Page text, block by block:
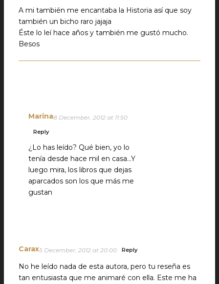
A mi también me encantaba la Historia así que soy
también un bicho raro jajaja
Éste lo leí hace años y también me gustó mucho.
Besos
Marina8 December, 2012 at 11:50
Reply
¿Lo has leído? Qué bien, yo lo
tenía desde hace mil en casa…Y
luego mira, los libros que dejas
aparcados son los que más me
gustan
Carax5 December, 2012 at 20:00 Reply
No he leído nada de esta autora, pero tu reseña es
tan entusiasta que me animaré con ella. Este me ha